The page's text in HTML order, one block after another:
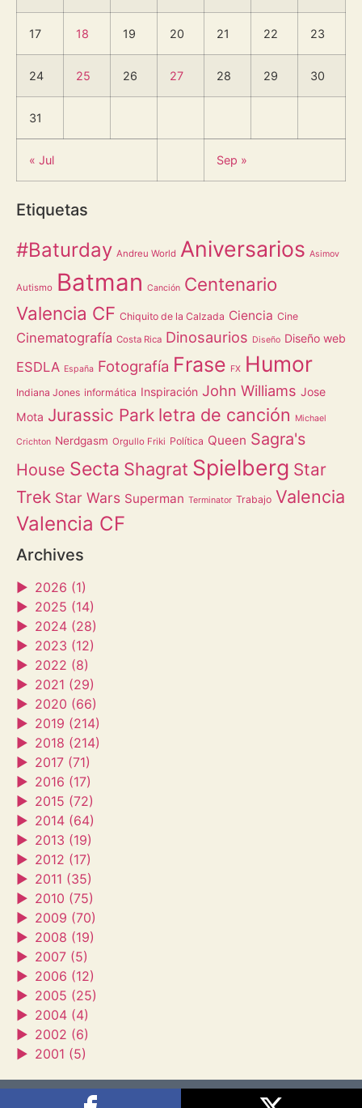
17 18 19 20 21 22 23
24 25 26 27 28 29 30
31
« Jul Sep »
Etiquetas
#Baturday Andreu World Aniversarios Asimov
Autismo Batman Canción Centenario
Valencia CF Chiquito de la Calzada Ciencia Cine
Cinematografía Costa Rica Dinosaurios Diseño Diseño web
ESDLA España Fotografía Frase FX Humor
Indiana Jones informática Inspiración John Williams Jose
Mota Jurassic Park letra de canción Michael
Crichton Nerdgasm Orgullo Friki Política Queen Sagra's
House Secta Shagrat Spielberg Star
Trek Star Wars Superman Terminator Trabajo Valencia
Valencia CF
Archives
► 2026 (1)
► 2025 (14)
► 2024 (28)
► 2023 (12)
► 2022 (8)
► 2021 (29)
► 2020 (66)
► 2019 (214)
► 2018 (214)
► 2017 (71)
► 2016 (17)
► 2015 (72)
► 2014 (64)
► 2013 (19)
► 2012 (17)
► 2011 (35)
► 2010 (75)
► 2009 (70)
► 2008 (19)
► 2007 (5)
► 2006 (12)
► 2005 (25)
► 2004 (4)
► 2002 (6)
► 2001 (5)
Sagra's House